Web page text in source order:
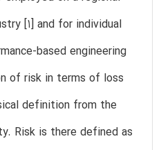
[1] and for individual
based engineering
of risk in terms of loss
definition from the
Risk is there defined as